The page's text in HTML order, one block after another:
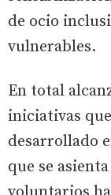
de ocio
vulnerables.
En total
iniciativas
desarrollado
que se